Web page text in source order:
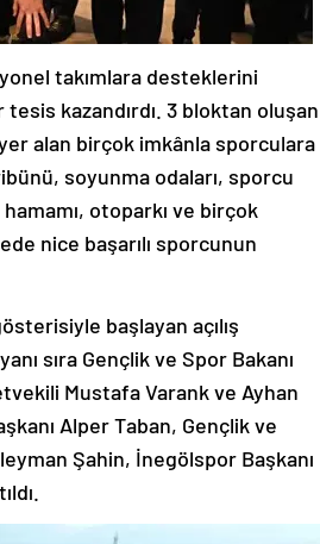
takımlara desteklerini
kazandırdı. 3 bloktan oluşan
alan birçok imkânla sporculara
soyunma odaları, sporcu
otoparkı ve birçok
nice başarılı sporcunun
başlayan açılış
sıra Gençlik ve Spor Bakanı
Mustafa Varank ve Ayhan
Alper Taban, Gençlik ve
Şahin, İnegölspor Başkanı